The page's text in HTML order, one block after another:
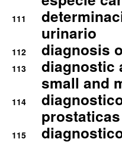
111
urinario
112 diagnosis
113
diagnostic
small and
114
prostaticas
115